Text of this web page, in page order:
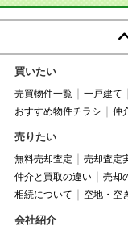
買いたい
売買物件一覧 一戸建て
おすすめ物件チラシ
仲
売りたい
無料売却査定 売却査定
仲介と買取の違い
売却
相続について
空地・空
会社紹介